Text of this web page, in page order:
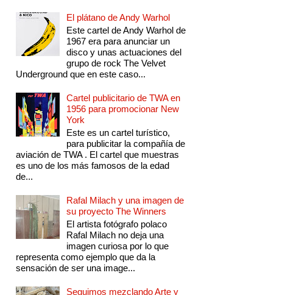
El plátano de Andy Warhol
Este cartel de Andy Warhol de
1967 era para anunciar un
disco y unas actuaciones del
grupo de rock The Velvet
Underground que en este caso...
Cartel publicitario de TWA en
1956 para promocionar New
York
Este es un cartel turístico,
para publicitar la compañía de
aviación de TWA . El cartel que muestras
es uno de los más famosos de la edad
de...
Rafal Milach y una imagen de
su proyecto The Winners
El artista fotógrafo polaco
Rafal Milach no deja una
imagen curiosa por lo que
representa como ejemplo que da la
sensación de ser una image...
Seguimos mezclando Arte y